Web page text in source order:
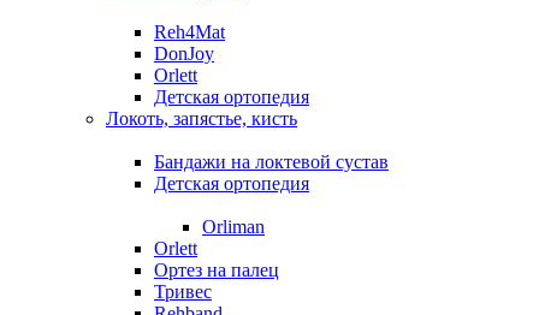
Reh4Mat
DonJoy
Orlett
Детская ортопедия
Локоть, запястье, кисть
Бандажи на локтевой сустав
Детская ортопедия
Orliman
Orlett
Ортез на палец
Тривес